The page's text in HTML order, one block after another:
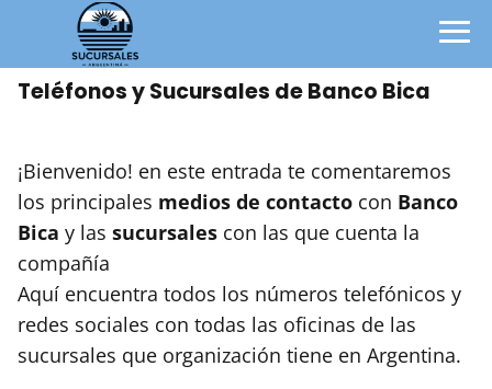
Teléfonos y Sucursales de Banco Bica
¡Bienvenido! en este entrada te comentaremos
los principales medios de contacto con Banco
Bica y las sucursales con las que cuenta la
compañía
Aquí encuentra todos los números telefónicos y
redes sociales con todas las oficinas de las
sucursales que organización tiene en Argentina.